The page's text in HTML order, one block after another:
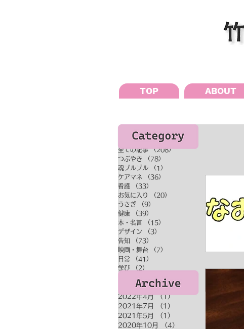
TOP ABOUT
全ての記事 （208）208件の記事
つぶやき
（78）
魂ブルブル
（1）
ケアマネ
（36）
看護
（33）
お気に入り
（20）
うさぎ
（9）
健康
（39）
本・名言
（15）
デザイン
（3）
告知
（73）
映画・舞台
（7）
日常
（41）
学び
（2）
2022年4月 （1）1件の記事
2021年7月
（1）
2021年5月
（1）
2020年10月
（4）